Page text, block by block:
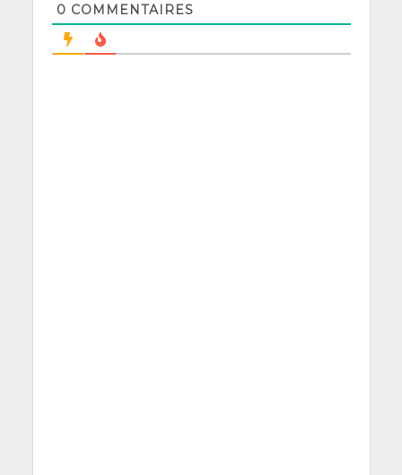
0 COMMENTAIRES